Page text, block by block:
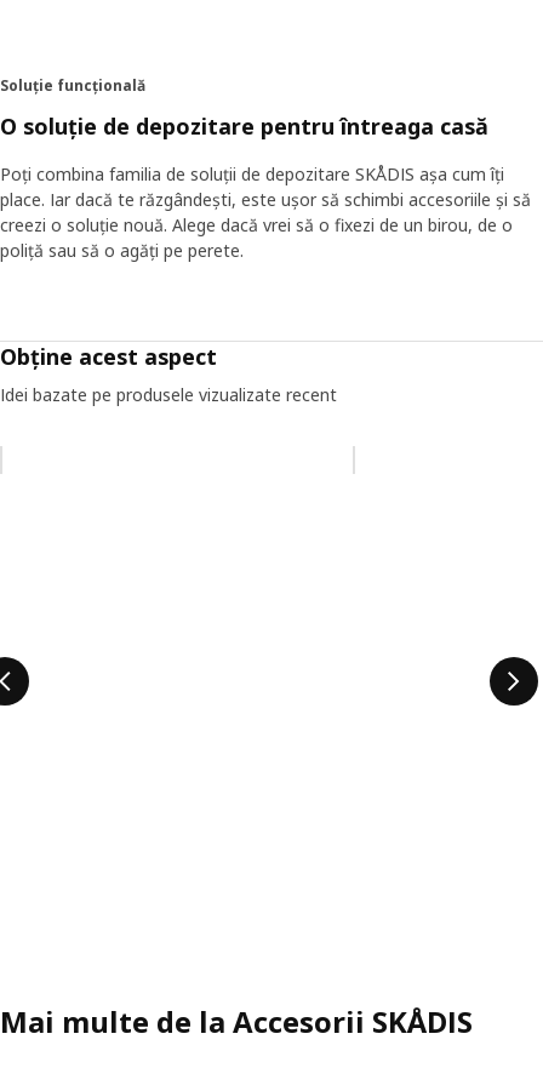
Soluție funcțională
O soluție de depozitare pentru întreaga casă
Poți combina familia de soluții de depozitare SKÅDIS așa cum îți
place. Iar dacă te răzgândești, este ușor să schimbi accesoriile și să
creezi o soluție nouă. Alege dacă vrei să o fixezi de un birou, de o
poliță sau să o agăți pe perete.
Obține acest aspect
Idei bazate pe produsele vizualizate recent
Mai multe de la Accesorii SKÅDIS